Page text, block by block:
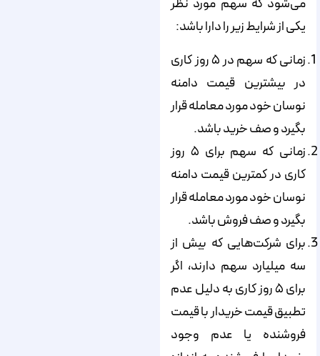
می‌شود که سهم مورد نظر
یکی از شرایط زیر را دارا باشد:
زمانی که سهم در ۵ روز کاری
در بیشترین قیمت دامنه
نوسان خود مورد معامله قرار
بگیرد و صف خرید باشد.
زمانی که سهم برای ۵ روز
کاری در کمترین قیمت دامنه
نوسان خود مورد معامله قرار
بگیرد و صف فروش باشد.
برای شرکت‌هایی که بیش از
سه میلیارد سهم دارند، اگر
برای ۵ روز کاری به دلیل عدم
تطبیق قیمت خریدار با قیمت
فروشنده یا عدم وجود